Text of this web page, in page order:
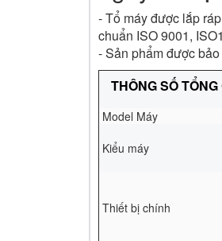
- Tổ máy được lắp
chuẩn ISO 9001,
- Sản phẩm được
THÔNG SỐ
Model Máy
Kiểu máy
Thiết bị chính